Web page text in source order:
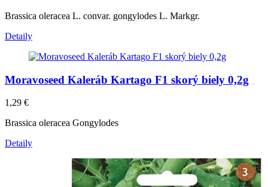
Brassica oleracea L. convar. gongylodes L. Markgr.
Detaily
Moravoseed Kaleráb Kartago F1 skorý biely 0,2g
1,29 €
Brassica oleracea Gongylodes
Detaily